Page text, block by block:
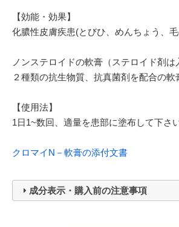
【効能・効果】
化膿性皮膚疾患(とびひ、めんちょう、
ノンステロイドの軟膏（ステロイド剤は
２種類の抗生物質、抗真菌剤を配合の軟
【使用法】
1日1~数回、適量を患部に塗布して下さい
クロマイN－軟膏の添付文書
成分表示・購入前の注意事項